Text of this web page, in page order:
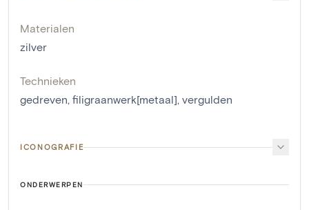
Materialen
zilver
Technieken
gedreven, filigraanwerk[metaal], vergulden
ICONOGRAFIE
ONDERWERPEN